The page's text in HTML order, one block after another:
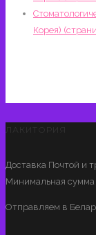
Корея)
ЛАКИТОРИЯ
Доставка Почтой и
Минимальная сумма
Отправляем в